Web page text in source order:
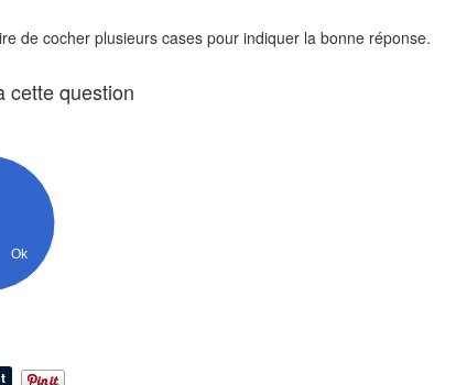
de cocher plusieurs cases pour indiquer la bonne réponse.
cette question
Ok